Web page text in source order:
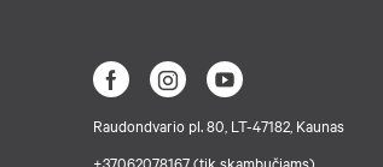
Raudondvario pl. 80, LT-47182, Kaunas
+37062078167 (tik skambučiams)